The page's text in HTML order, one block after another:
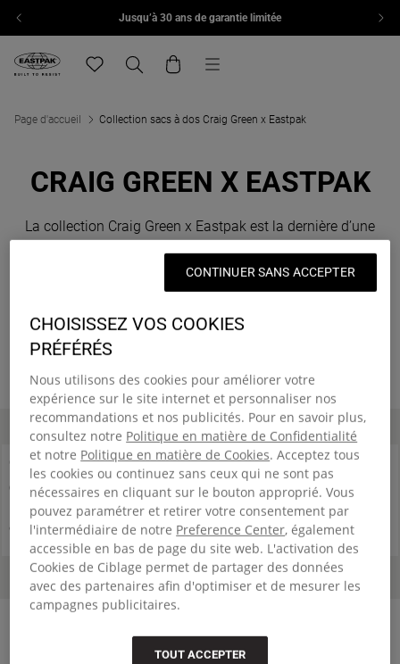
Aller au contenuJusqu’à 30 ans de garantie limitée
Eastpak, accéder à la page d'accueil de eu.eastpak.com
Menu
Page d'accueil Collection sacs à dos Craig Green x Eastpak
CRAIG GREEN X EASTPAK
La collection Craig Green x Eastpak est la dernière d’une
innovation sur les podiums, résistance et qualité. Craig
Green est un créateur primé, célèbre pour son approche
lors des défilés ont vu naître des pièces emblématiques,
comme la veste de travail matelassée, l’une de ses
signatures.
Collaboration
QUILTED WAIST BAG
95,00 €
Collaboration
QUILTED WAIST BAG
95,00 €
CHOISISSEZ VOS COOKIES
PRÉFÉRÉS
Nous utilisons des cookies pour améliorer votre
expérience sur le site internet et personnaliser nos
recommandations et nos publicités. Pour en savoir plus,
consultez notre Politique en matière de Confidentialité
et notre Politique en matière de Cookies. Acceptez tous
les cookies ou continuez sans ceux qui ne sont pas
nécessaires en cliquant sur le bouton approprié. Vous
pouvez paramétrer et retirer votre consentement par
l'intermédiaire de notre Preference Center, également
accessible en bas de page du site web. L'activation des
Cookies de Ciblage permet de partager des données
avec des partenaires afin d'optimiser et de mesurer les
campagnes publicitaires.
TOUT ACCEPTER
CONTINUER SANS ACCEPTER